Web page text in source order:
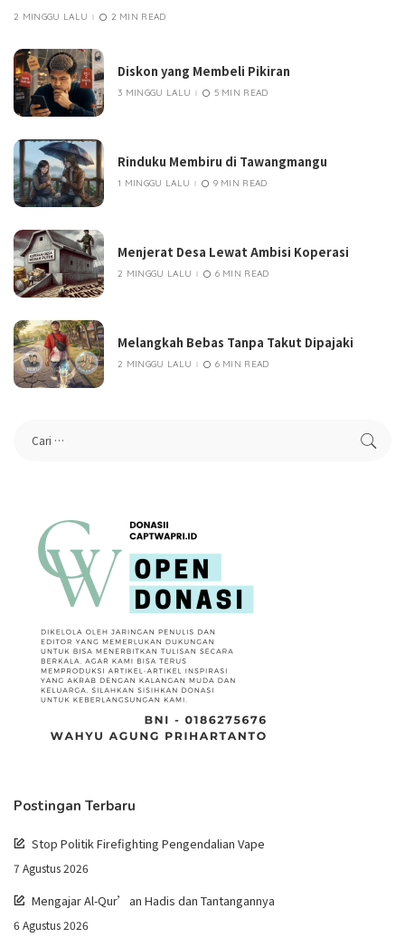
2 MINGGU LALU 2 MIN READ
Diskon yang Membeli Pikiran
3 MINGGU LALU 5 MIN READ
Rinduku Membiru di Tawangmangu
1 MINGGU LALU 9 MIN READ
Menjerat Desa Lewat Ambisi Koperasi
2 MINGGU LALU 6 MIN READ
Melangkah Bebas Tanpa Takut Dipajaki
2 MINGGU LALU 6 MIN READ
Postingan Terbaru
Stop Politik Firefighting Pengendalian Vape
7 Agustus 2026
Mengajar Al-Qur’an Hadis dan Tantangannya
6 Agustus 2026